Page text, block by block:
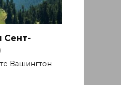
Сент-
Вашингтон